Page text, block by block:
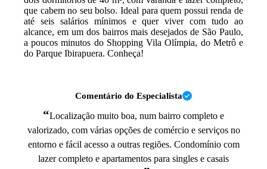
que cabem no seu bolso. Ideal para quem possui renda de
até seis salários mínimos e quer viver com tudo ao
alcance, em um dos bairros mais desejados de São Paulo,
a poucos minutos do Shopping Vila Olímpia, do Metrô e
do Parque Ibirapuera. Conheça!
Comentário do Especialista
“Localização muito boa, num bairro completo e
valorizado, com várias opções de comércio e serviços no
entorno e fácil acesso a outras regiões. Condomínio com
lazer completo e apartamentos para singles e casais